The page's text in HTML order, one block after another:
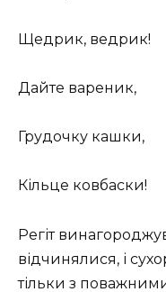
Щедрик, ведрик!
Дайте вареник,
Грудочку кашки,
Кільце ковбаски!
Регіт
відчинялися, і
тільки з